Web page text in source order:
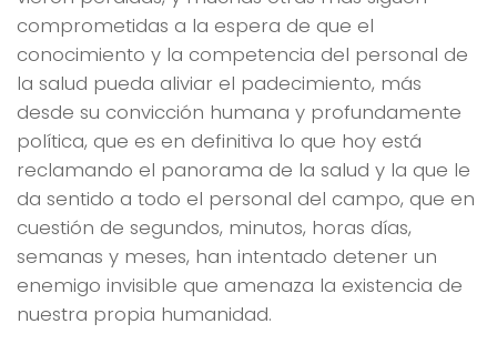
comprometidas a la espera de que el
conocimiento y la competencia del personal de
la salud pueda aliviar el padecimiento, más
desde su convicción humana y profundamente
política, que es en definitiva lo que hoy está
reclamando el panorama de la salud y la que le
da sentido a todo el personal del campo, que en
cuestión de segundos, minutos, horas días,
semanas y meses, han intentado detener un
enemigo invisible que amenaza la existencia de
nuestra propia humanidad.